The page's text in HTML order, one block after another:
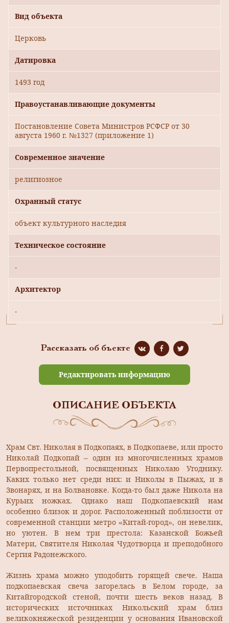
Вид объекта
Церковь
Датировка
1493 год
Правоустанавливающие документы
Постановление Совета Министров РСФСР от 30
августа 1960 г. №1327 (приложение 1)
Современное значение
религиозное
Охранный статус
объект культурного наследия
Техническое состояние
-
Архитектор
-
Рассказать об бъекте
Редактировать информацию
ОПИСАНИЕ ОБЪЕКТА
Храм Свт. Николая в Подкопаях, в Подкопаеве, или просто
Николай Подкопай – один из многочисленных храмов
Первопрестольной, посвященных Николаю Угоднику.
Каких только нет среди них: и Николы в Пыжах, и в
Звонарях, и на Болвановке. Когда-то был даже Никола на
Курьих ножках. Однако наш Подкопаевский нам
особенно близок и дорог. Расположенный поблизости от
современной станции метро «Китай-город», он невелик,
но уютен. В нем три престола: Казанской Божьей
Матери, Святителя Николая Чудотворца и преподобного
Сергия Радонежского.
Жизнь храма можно уподобить горящей свече. Наша
подкопаевская свеча загорелась в Белом городе, за
Китайгородской стеной, почти шесть веков назад. В
исторических источниках Никольский храм близ
великокняжеской резиденции у основания Ивановской